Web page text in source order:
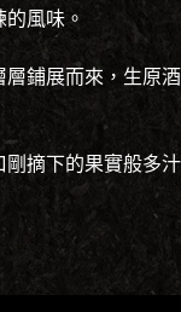
風味。
層鋪展而來，生原酒
剛摘下的果實般多汁